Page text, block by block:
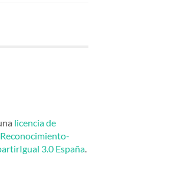
licencia de
3.0 España.